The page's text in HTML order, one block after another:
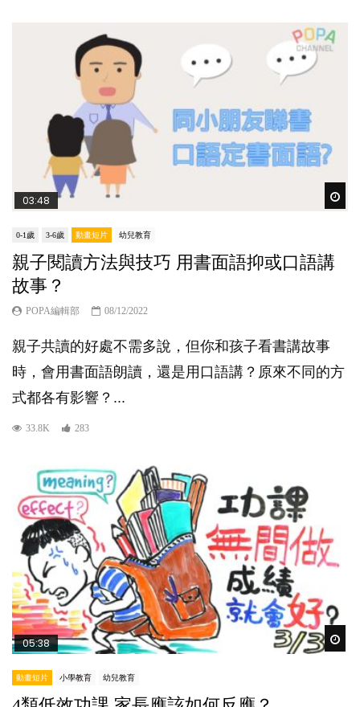
03:48
0-1歲 3-6歲 動畫短片 幼兒教育
親子閱讀方法與技巧 用書面語抑或口語講
故事？
POPA編輯部 08/12/2022
親子共讀的好處不需多說，但你和孩子看書講故事
時，會用書面語朗讀，還是用口語講？原來不同的方
式都各有影響？...
33.8K 283
05:38
動畫短片 小學教育 幼兒教育